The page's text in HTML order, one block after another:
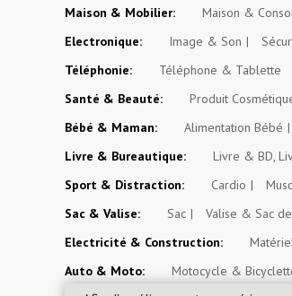
Maison & Mobilier:
Maison &
Electronique:
Image & Son
Téléphonie:
Téléphone & Tablette
Santé & Beauté:
Produit
Bébé & Maman:
Alimentation Bébé
Livre & Bureautique:
Livre & BD,
Sport & Distraction:
Cardio
Sac & Valise:
Sac
Valise & Sac
Electricité & Construction:
Auto & Moto:
Motocycle &